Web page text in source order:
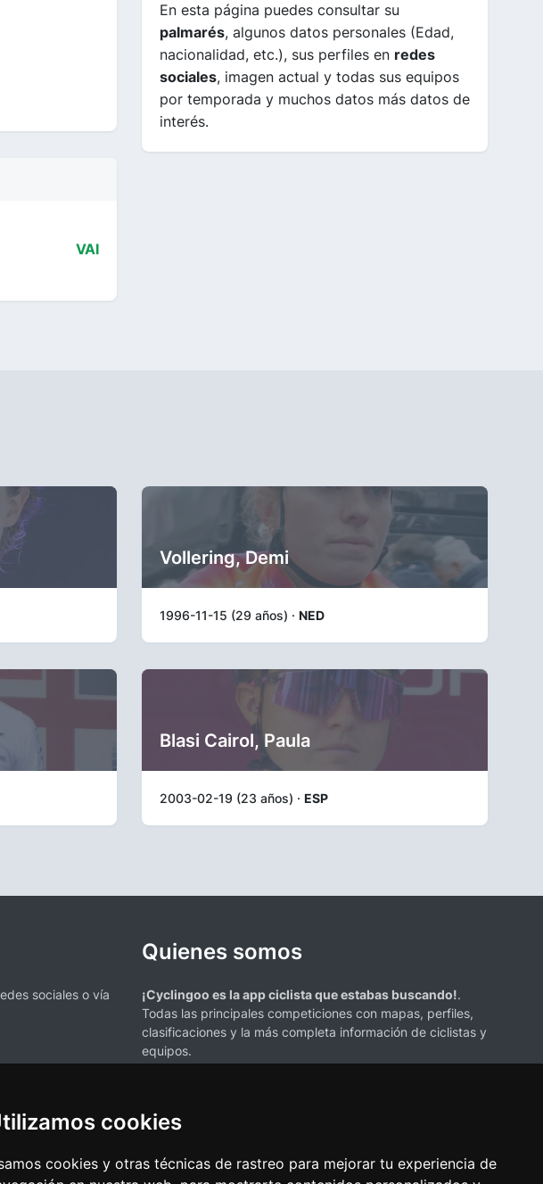
cookies
cookies y otras técnicas de rastreo para mejorar tu experiencia de
VAI
En esta página puedes consultar su
palmarés, algunos datos personales (Edad,
nacionalidad, etc.), sus perfiles en redes
sociales, imagen actual y todas sus equipos
por temporada y muchos datos más datos de
interés.
Vollering, Demi
1996-11-15 (29 años) · NED
Blasi Cairol, Paula
2003-02-19 (23 años) · ESP
sociales o vía
Quienes somos
¡Cyclingoo es la app ciclista que estabas buscando!.
Todas las principales competiciones con mapas, perfiles,
clasificaciones y la más completa información de ciclistas y
equipos.